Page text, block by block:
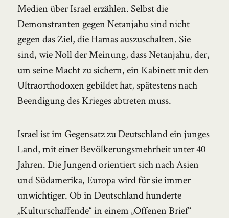
Medien über Israel erzählen. Selbst die
Demonstranten gegen Netanjahu sind nicht
gegen das Ziel, die Hamas auszuschalten. Sie
sind, wie Noll der Meinung, dass Netanjahu, der,
um seine Macht zu sichern, ein Kabinett mit den
Ultraorthodoxen gebildet hat, spätestens nach
Beendigung des Krieges abtreten muss.
Israel ist im Gegensatz zu Deutschland ein junges
Land, mit einer Bevölkerungsmehrheit unter 40
Jahren. Die Jungend orientiert sich nach Asien
und Südamerika, Europa wird für sie immer
unwichtiger. Ob in Deutschland hunderte
„Kulturschaffende“ in einem „Offenen Brief“